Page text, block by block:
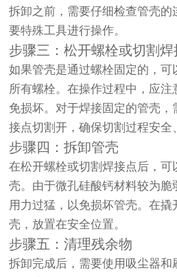
拆卸之前，需要仔细检查管壳
要特殊工具进行操作。
步骤三：松开螺栓或切割焊
如果管壳是通过螺栓固定的，
所有螺栓。在操作过程中，应注
免损坏。对于焊接固定的管壳
接点切割开，确保切割过程安全
步骤四：拆卸管壳
在松开螺栓或切割焊接点后，可
壳。由于微孔硅酸钙材料较为
用力过猛，以免损坏管壳。在撬
壳，放置在安全位置。
步骤五：清理残余物
拆卸完成后，需要使用吸尘器和